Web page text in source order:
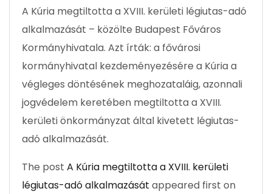
A Kúria megtiltotta a XVIII. kerületi légiutas-adó
alkalmazását – közölte Budapest Főváros
Kormányhivatala. Azt írták: a fővárosi
kormányhivatal kezdeményezésére a Kúria a
végleges döntésének meghozataláig, azonnali
jogvédelem keretében megtiltotta a XVIII.
kerületi önkormányzat által kivetett légiutas-
adó alkalmazását.
The post A Kúria megtiltotta a XVIII. kerületi
légiutas-adó alkalmazását appeared first on